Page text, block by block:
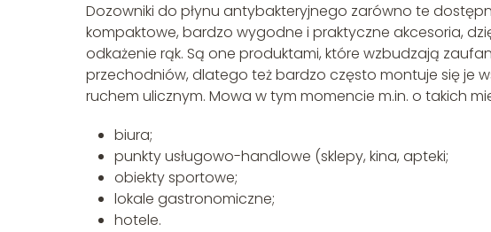
Dozowniki do płynu antybakteryjnego zarówno te
kompaktowe, bardzo wygodne i praktyczne akcesoria,
odkażenie rąk. Są one produktami, które wzbudzają
przechodniów, dlatego też bardzo często montuje się je
ruchem ulicznym. Mowa w tym momencie m.in. o takich
biura;
punkty usługowo-handlowe (sklepy, kina, apteki;
obiekty sportowe;
lokale gastronomiczne;
hotele.